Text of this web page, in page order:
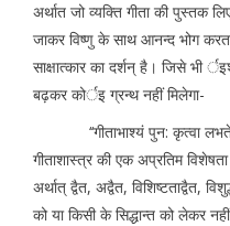
अर्थात जो व्यक्ति गीता की पुस्तक
जाकर विष्णु के साथ आनन्द भोग
साक्षात्कार का दर्शन् है। जिसे भी
बढ़कर कोर्इ ग्रन्थ नहीं मिलेगा-
‘‘गीताभाश्यं पुन: कृत्वा
गीताशास्त्र की एक अप्रतिम
अर्थात् द्वैत, अद्वैत, विशिष्टताद्वैत,
को या किसी के सिद्धान्त को लेकर